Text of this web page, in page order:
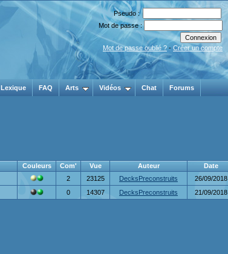
Pseudo :
Mot de passe :
Mot de passe oublié ? - Créer un compte
Lexique FAQ Arts Vidéos Chat Forums
Couleurs Com' Vue Auteur
Date
2 23125 DecksPreconstruits
26/09/2018
0 14307 DecksPreconstruits 21/09/2018